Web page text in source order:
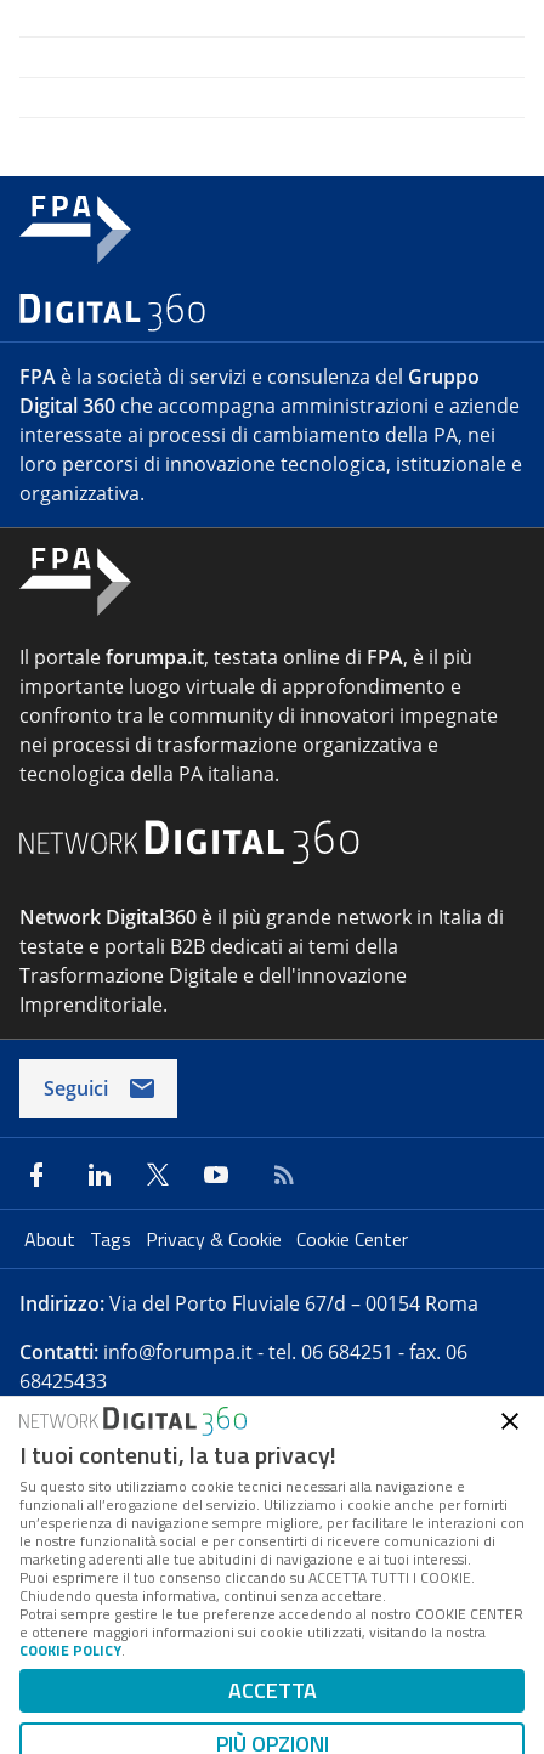
FPA è la società di servizi e consulenza del Gruppo
Digital 360 che accompagna amministrazioni e aziende
interessate ai processi di cambiamento della PA, nei
loro percorsi di innovazione tecnologica, istituzionale e
organizzativa.
Il portaleforumpa.it, testata online di FPA, è il più
importante luogo virtuale di approfondimento e
confronto tra le community di innovatori impegnate
nei processi di trasformazione organizzativa e
tecnologica della PA italiana.
Network Digital360 è il più grande network in Italia di
testate e portali B2B dedicati ai temi della
Trasformazione Digitale e dell'innovazione
Imprenditoriale.
Seguici
About Tags Privacy & Cookie Cookie Center
Indirizzo:Via del Porto Fluviale 67/d – 00154 Roma
Contatti: info@forumpa.it- tel. 06 684251 - fax. 06
68425433
Forumpa.itè una pubblicazione telematica iscritta
presso Registro della stampa del Tribunale di Roma -
Reg. n. 182 del 2 maggio 2008 - Direttore resp. Michela
Stentella
FPA s.r.l. è società soggetta a Direzione e
Coordinamento da parte di Digital360 S.p.A. - FPA s.r.l.
è un'azienda certificata per il sistema di management
Codice Fiscale/Partita IVA n. 10693191008 - R.E.A. Roma
n. 1249791. ISP AWS
Mappa del sito
I tuoi contenuti, la tua privacy!
Su questo sito utilizziamo cookie tecnici necessari alla navigazione e
funzionali all’erogazione del servizio. Utilizziamo i cookie anche per fornirti
un’esperienza di navigazione sempre migliore, per facilitare le interazioni con
le nostre funzionalità social e per consentirti di ricevere comunicazioni di
marketing aderenti alle tue abitudini di navigazione e ai tuoi interessi.
Puoi esprimere il tuo consenso cliccando su ACCETTA TUTTI I COOKIE.
Chiudendo questa informativa, continui senza accettare.
Potrai sempre gestire le tue preferenze accedendo al nostro COOKIE CENTER
e ottenere maggiori informazioni sui cookie utilizzati, visitando la nostra
COOKIE POLICY.
ACCETTA
PIÙ OPZIONI